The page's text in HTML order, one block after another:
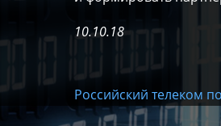
10.10.18
Российский телеком